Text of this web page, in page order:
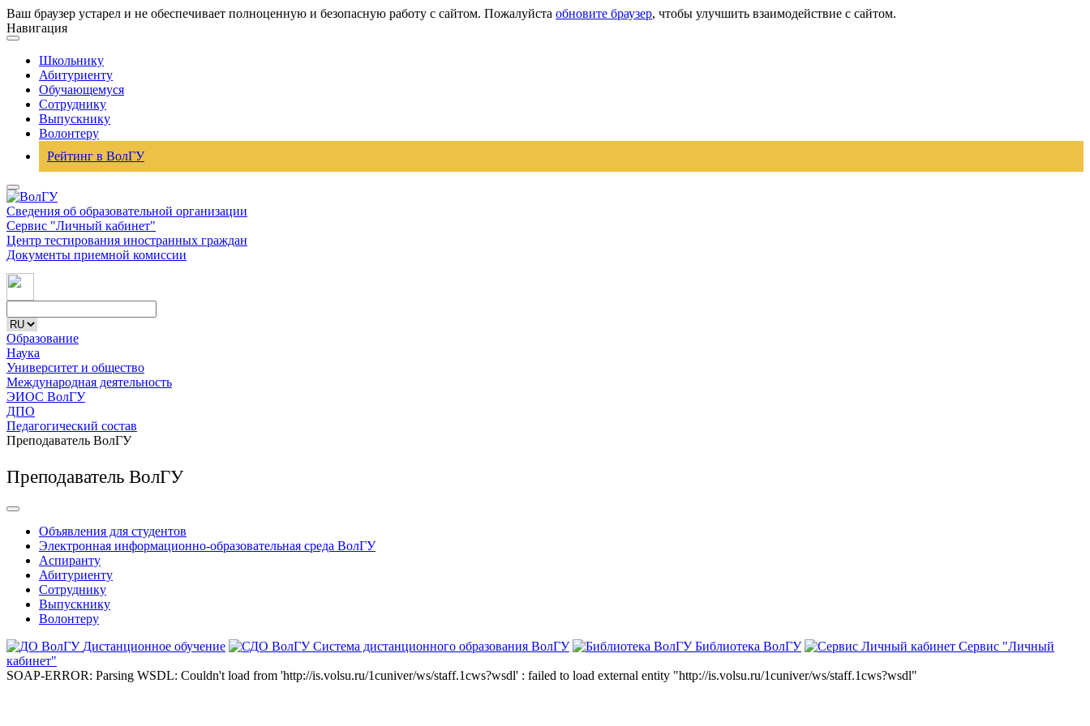
Ваш браузер устарел и не обеспечивает полноценную и безопасную работу с сайтом. Пожалуйста обновите браузер, чтобы улучшить взаимодействие с сайтом.
Навигация
Школьнику
Абитуриенту
Обучающемуся
Сотруднику
Выпускнику
Волонтеру
Рейтинг в ВолГУ
Сведения об образовательной организации
Сервис "Личный кабинет"
Центр тестирования иностранных граждан
Документы приемной комиссии
Образование
Наука
Университет и общество
Международная деятельность
ЭИОС ВолГУ
ДПО
Педагогический состав
Преподаватель ВолГУ
Преподаватель ВолГУ
Объявления для студентов
Электронная информационно-образовательная среда ВолГУ
Аспиранту
Абитуриенту
Сотруднику
Выпускнику
Волонтеру
Дистанционное обучение
Система дистанционного образования ВолГУ Библиотека ВолГУ
Сервис "Личный
кабинет"
SOAP-ERROR: Parsing WSDL: Couldn't load from 'http://is.volsu.ru/1cuniver/ws/staff.1cws?wsdl' : failed to load external entity "http://is.volsu.ru/1cuniver/ws/staff.1cws?wsdl"